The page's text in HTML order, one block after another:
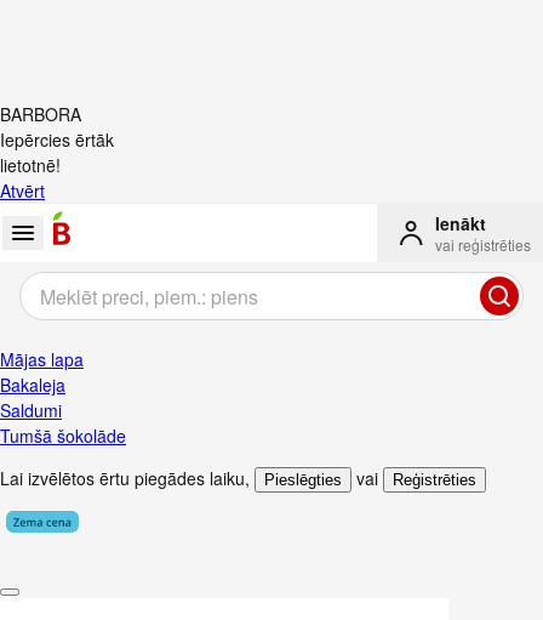
BARBORA
Iepērcies ērtāk
lietotnē!
Atvērt
Ienākt
vai reģistrēties
Mājas lapa
Bakaleja
Saldumi
Tumšā šokolāde
Lai izvēlētos ērtu piegādes laiku, Pieslēgties vai Reģistrēties